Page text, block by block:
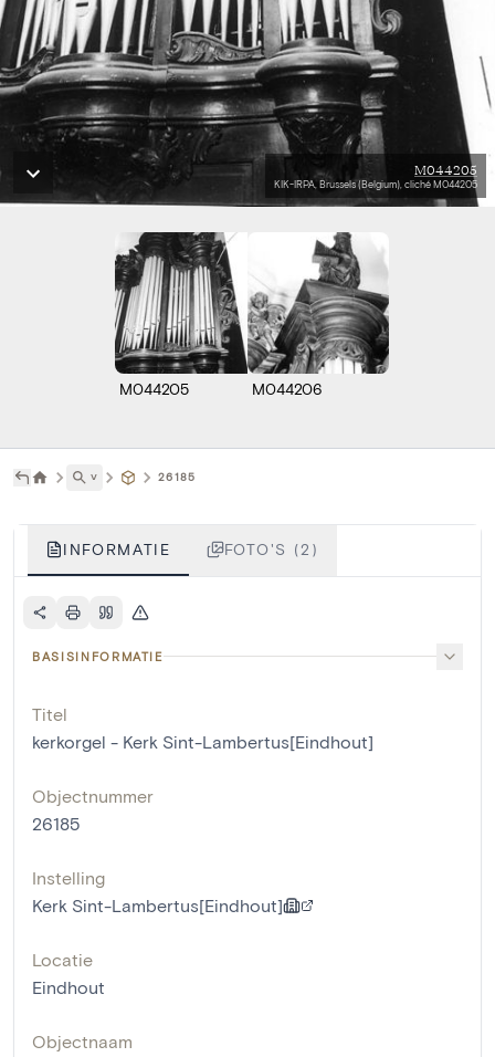
M044205
KIK-IRPA, Brussels (Belgium), cliché M044205
M044205 M044206
˅ 26185
INFORMATIE FOTO'S (2)
BASISINFORMATIE
Titel
kerkorgel - Kerk Sint-Lambertus[Eindhout]
Objectnummer
26185
Instelling
Kerk Sint-Lambertus[Eindhout]
Locatie
Eindhout
Objectnaam